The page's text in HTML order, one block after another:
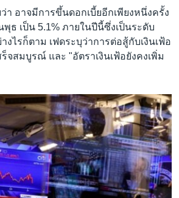
า อาจมีการขึ้นดอกเบี้ยอีกเพียงหนึ่งครั้ง
พุธ เป็น 5.1% ภายในปีนี้ซึ่งเป็นระดับ
งไรก็ตาม เฟดระบุว่าการต่อสู้กับเงินเฟ้อ
จสมบูรณ์ และ "อัตราเงินเฟ้อยังคงเพิ่ม